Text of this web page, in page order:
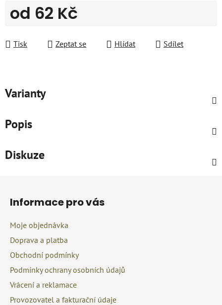
od 62 Kč
Tisk
Zeptat se Hlídat Sdílet
Varianty
Popis
Diskuze
Informace pro vás
Moje objednávka
Doprava a platba
Obchodní podmínky
Podmínky ochrany osobních údajů
Vrácení a reklamace
Provozovatel a fakturační údaje